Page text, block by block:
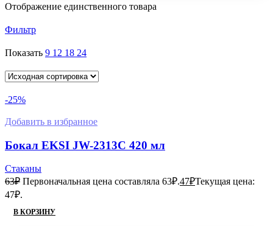
Отображение единственного товара
Фильтр
Показать 9 12 18 24
-25%
Добавить в избранное
Бокал EKSI JW-2313С 420 мл
Стаканы
63₽ Первоначальная цена составляла 63₽.47₽Текущая цена:
47₽.
В КОРЗИНУ